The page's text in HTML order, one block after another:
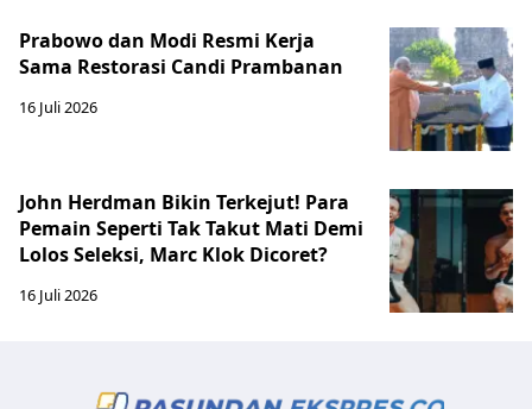
Prabowo dan Modi Resmi Kerja
Sama Restorasi Candi Prambanan
16 Juli 2026
John Herdman Bikin Terkejut! Para
Pemain Seperti Tak Takut Mati Demi
Lolos Seleksi, Marc Klok Dicoret?
16 Juli 2026